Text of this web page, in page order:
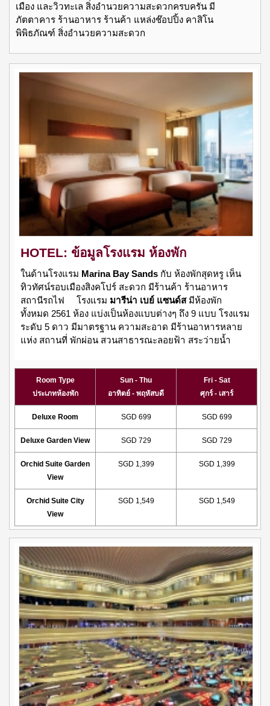
เมือง และวิวทะเล สิ่งอำนวยความสะดวกครบครัน มี
ภัตตาคาร ร้านอาหาร ร้านค้า แหล่งช๊อปปิ้ง คาสิโน
พิพิธภัณฑ์ สิ่งอำนวยความสะดวก
HOTEL: ข้อมูลโรงแรม ห้องพัก
ในด้านโรงแรม Marina Bay Sands กับ ห้องพักสุดหรู เห็น
ทิวทัศน์รอบเมืองสิงคโปร์ สะดวก มีร้านค้า ร้านอาหาร
สถานีรถไฟ โรงแรม มารีน่า เบย์ แซนด์สมีห้องพัก
ทั้งหมด 2561 ห้อง แบ่งเป็นห้องแบบต่างๆ ถึง 9 แบบ โรงแรม
ระดับ 5 ดาว มีมาตรฐาน ความสะอาด มีร้านอาหารหลาย
แห่ง สถานที่ พักผ่อน สวนสาธารณะลอยฟ้า สระว่ายน้ำ
Room Type
ประเภทห้องพัก
Sun - Thu
อาทิตย์ - พฤหัสบดี
Fri - Sat
ศุกร์ - เสาร์
Deluxe Room SGD 699 SGD 699
Deluxe Garden View SGD 729 SGD 729
Orchid Suite Garden
View
SGD 1,399 SGD 1,399
Orchid Suite City
View
SGD 1,549 SGD 1,549